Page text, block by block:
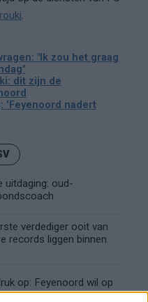
.
"Ik zou het graag
dit zijn de
'Feyenoord nadert
uitdaging: oud-
verdediger ooit van
records liggen binnen
op: Feyenoord wil op